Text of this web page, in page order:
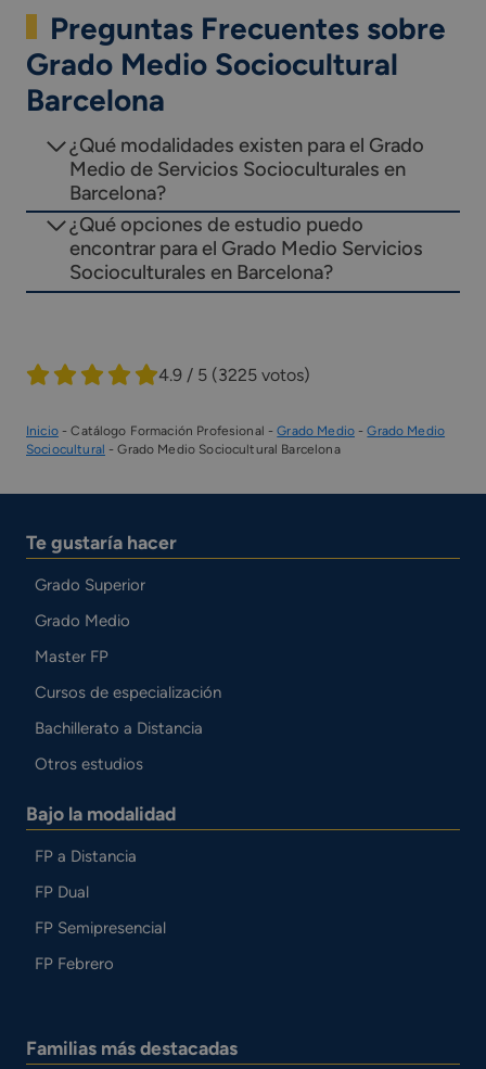
Preguntas Frecuentes sobre
Grado Medio Sociocultural
Barcelona
¿Qué modalidades existen para el Grado
Medio de Servicios Socioculturales en
Barcelona?
¿Qué opciones de estudio puedo
encontrar para el Grado Medio Servicios
Socioculturales en Barcelona?
4.9 / 5 (3225 votos)
Inicio-Catálogo Formación Profesional -Grado Medio-Grado Medio
Sociocultural -Grado Medio Sociocultural Barcelona
Te gustaría hacer
Grado Superior
Grado Medio
Master FP
Cursos de especialización
Bachillerato a Distancia
Otros estudios
Bajo la modalidad
FP a Distancia
FP Dual
FP Semipresencial
FP Febrero
Familias más destacadas